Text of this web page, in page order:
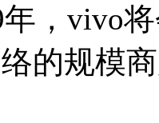
，vivo
的规模